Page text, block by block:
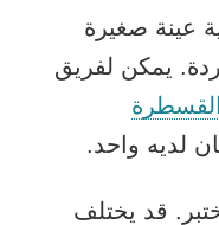
عينة صغيرة
يمكن لفريق
القسطرة
لديه واحد.
قد يختلف